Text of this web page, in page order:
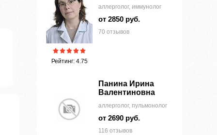
Рейтинг: 4.75
аллерголог, иммунолог
от 2850 руб.
70 отзывов
Панина Ирина
Валентиновна
аллерголог, пульмонолог
от 2690 руб.
116 отзывов